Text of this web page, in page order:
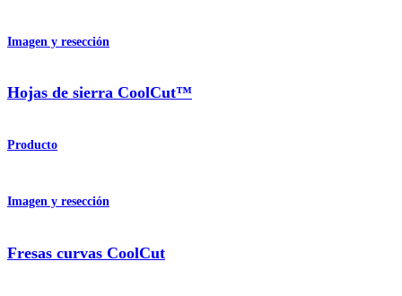
Imagen y resección
Hojas de sierra CoolCut™
Producto
Imagen y resección
Fresas curvas CoolCut